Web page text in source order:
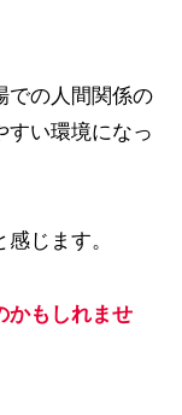
での人間関係の
すい環境になっ
じます。
かもしれませ